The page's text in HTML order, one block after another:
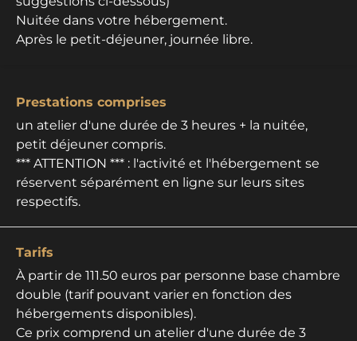
Nuitée dans votre hébergement.
Après le petit-déjeuner, journée libre.
Prestations comprises
un atelier d'une durée de 3 heures + la nuitée,
petit déjeuner compris.
*** ATTENTION *** : l'activité et l'hébergement se
réservent séparément en ligne sur leurs sites
respectifs.
Tarifs
À partir de 111.50 euros par personne base chambre
double (tarif pouvant varier en fonction des
hébergements disponibles).
Ce prix comprend un atelier d'une durée de 3